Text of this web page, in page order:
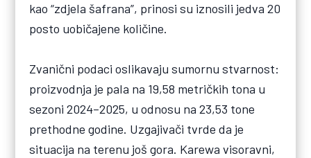
kao “zdjela šafrana”, prinosi su iznosili jedva 20
posto uobičajene količine.
Zvanični podaci oslikavaju sumornu stvarnost:
proizvodnja je pala na 19,58 metričkih tona u
sezoni 2024–2025, u odnosu na 23,53 tone
prethodne godine. Uzgajivači tvrde da je
situacija na terenu još gora. Karewa visoravni,